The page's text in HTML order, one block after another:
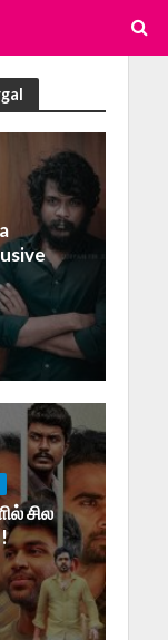
சில